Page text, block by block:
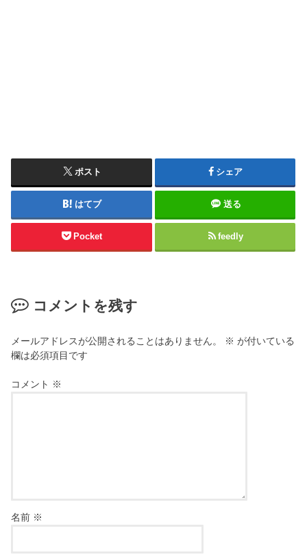
ポスト シェア
はてブ 送る
Pocket feedly
コメントを残す
メールアドレスが公開されることはありません。 ※ が付いている
欄は必須項目です
コメント ※
名前 ※